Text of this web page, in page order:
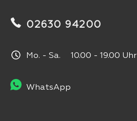
02630 94200
Mo. - Sa. 10.00 - 19.00 Uhr
WhatsApp